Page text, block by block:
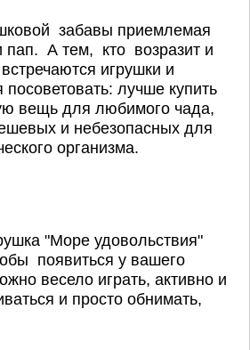
забавы приемлемая
пап. А тем, кто возразит и
игрушки и
лучше купить
вещь для любимого чада,
и небезопасных для
организма.
"Море удовольствия"
появиться у вашего
весело играть, активно и
и просто обнимать,